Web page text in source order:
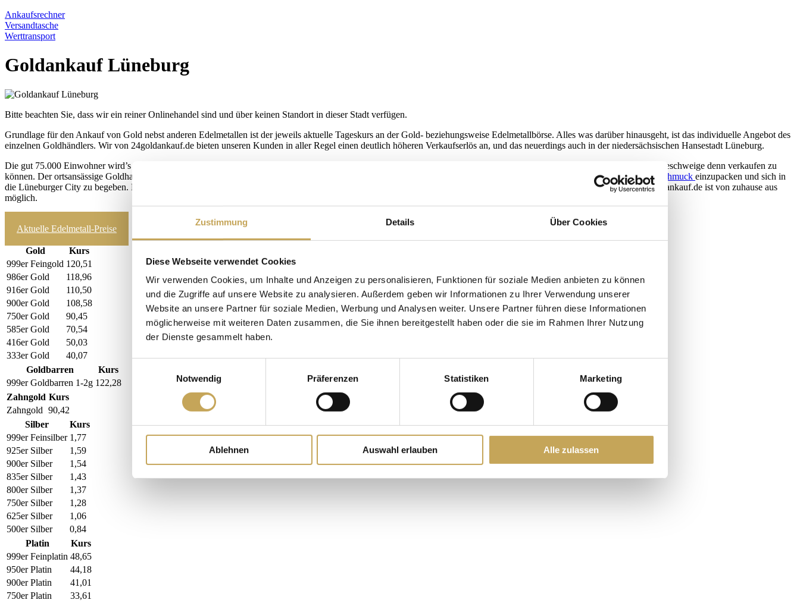
Zustimmung Details Über Cookies
Diese Webseite verwendet Cookies
Wir verwenden Cookies, um Inhalte und Anzeigen zu personalisieren, Funktionen für soziale Medien anbieten zu können
und die Zugriffe auf unsere Website zu analysieren. Außerdem geben wir Informationen zu Ihrer Verwendung unserer
Website an unsere Partner für soziale Medien, Werbung und Analysen weiter. Unsere Partner führen diese Informationen
möglicherweise mit weiteren Daten zusammen, die Sie ihnen bereitgestellt haben oder die sie im Rahmen Ihrer Nutzung
der Dienste gesammelt haben.
Notwendig
Präferenzen Statistiken Marketing
Ablehnen Auswahl erlauben Alle zulassen
Ankaufsrechner
Versandtasche
Werttransport
Goldankauf Lüneburg
Bitte beachten Sie, dass wir ein reiner Onlinehandel sind und über keinen Standort in dieser Stadt verfügen.
Grundlage für den Ankauf von Gold nebst anderen Edelmetallen ist der jeweils aktuelle Tageskurs an der Gold- beziehungsweise Edelmetallbörse. Alles was darüber hinausgeht, ist das individuelle Angebot des
einzelnen Goldhändlers. Wir von 24goldankauf.de bieten unseren Kunden in aller Regel einen deutlich höheren Verkaufserlös an, und das neuerdings auch in der niedersächsischen Hansestadt Lüneburg.
Die gut 75.000 Einwohner wird’s freuen. Sie haben bislang kaum eine zuverlässige Möglichkeit, um ihren
am Ort schätzen zu lassen, geschweige denn verkaufen zu
können. Der ortsansässige Goldhandel in einer Fußgängerzone oder in der Altstadt geht mehr und mehr zurück. Demzufolge besteht kaum noch eine Möglichkeit, seinenGoldschmuck einzupacken und sich in
die Lüneburger City zu begeben. Da ist unser Angebot zum Goldankauf für Lüneburg weitaus angenehmer und erfolgversprechender; denn der gesamte Goldverkauf an 24goldankauf.de ist von zuhause aus
möglich.
Aktuelle Edelmetall-Preise
Gold
Kurs
999er Feingold 120,51
986er Gold
118,96
916er Gold
110,50
900er Gold
108,58
750er Gold
90,45
585er Gold
70,54
416er Gold
50,03
333er Gold
40,07
Goldbarren
Kurs
999er Goldbarren 1-2g 122,28
Zahngold Kurs
Zahngold 90,42
Silber
Kurs
999er Feinsilber 1,77
925er Silber
1,59
900er Silber
1,54
835er Silber
1,43
800er Silber
1,37
750er Silber
1,28
625er Silber
1,06
500er Silber
0,84
Platin
Kurs
999er Feinplatin 48,65
950er Platin
44,18
900er Platin
41,01
750er Platin
33,61